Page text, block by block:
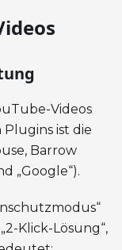
Videos
ist die
Barrow
„Google“).
Klick-Lösung“,